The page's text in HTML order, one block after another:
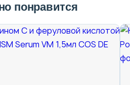
понравится